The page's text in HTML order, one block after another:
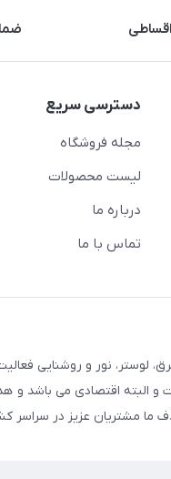
دسترسی سریع
مجله فروشگاه
لیست محصولات
درباره ما
تماس با ما
نور و روشنایی
البته اقتصادی می باشد
مشتریان عزیز در سراسر